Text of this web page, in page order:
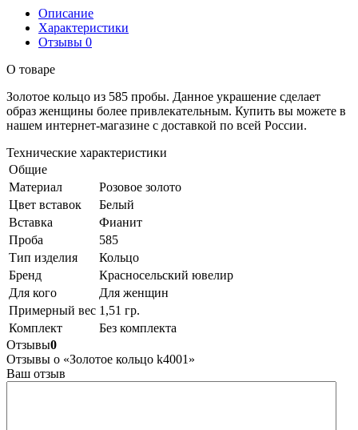
Описание
Характеристики
Отзывы 0
О товаре
Золотое кольцо из 585 пробы. Данное украшение сделает
образ женщины более привлекательным. Купить вы можете в
нашем интернет-магазине с доставкой по всей России.
Технические характеристики
Общие
Материал
Розовое золото
Цвет вставок
Белый
Вставка
Фианит
Проба
585
Тип изделия
Кольцо
Бренд
Красносельский ювелир
Для кого
Для женщин
Примерный вес 1,51 гр.
Комплект
Без комплекта
Отзывы0
Отзывы о «Золотое кольцо k4001»
Ваш отзыв